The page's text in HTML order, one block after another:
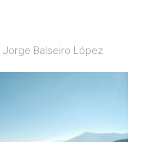
Jorge Balseiro López